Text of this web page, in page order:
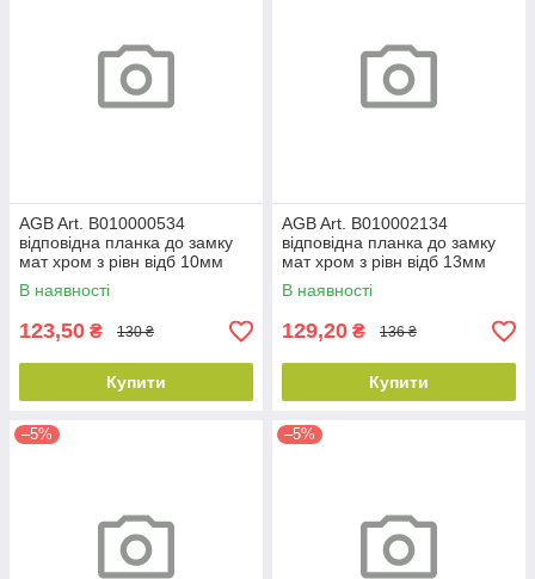
AGB Art. B010000534
відповідна планка до замку
мат хром з рівн відб 10мм
В наявності
123,50 ₴ 130 ₴
Купити
AGB Art. B010002134
відповідна планка до замку
мат хром з рівн відб 13мм
В наявності
129,20 ₴ 136 ₴
Купити
–5% –5%